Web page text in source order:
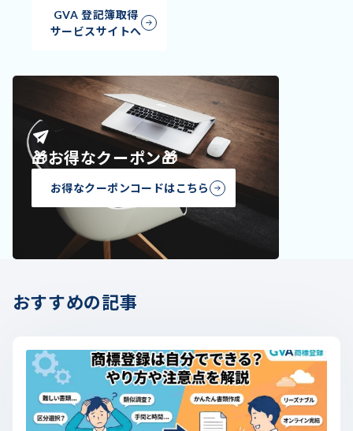
GVA 登記簿取得
サービスサイトへ
🎁お得なクーポン🎁
お得なクーポンコードはこちら
おすすめの記事